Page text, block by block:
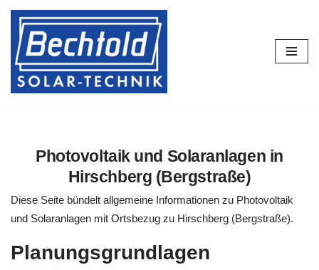
Zum
Inhalt
springen
Photovoltaik und Solaranlagen in
Hirschberg (Bergstraße)
Diese Seite bündelt allgemeine Informationen zu Photovoltaik
und Solaranlagen mit Ortsbezug zu Hirschberg (Bergstraße).
Planungsgrundlagen